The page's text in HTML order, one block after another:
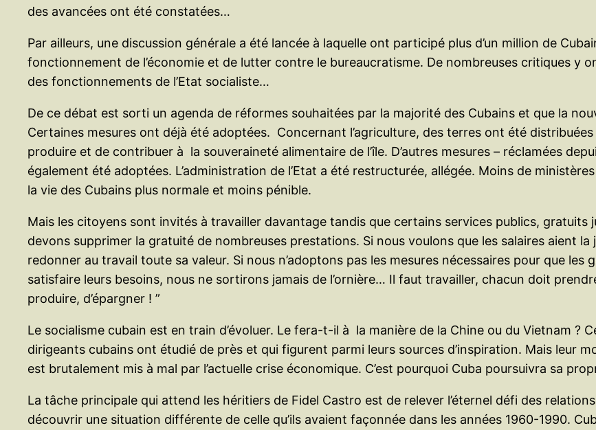
des avancées ont été constatées…
Par ailleurs, une discussion générale a été lancée à laquelle ont participé plus d’un million de
fonctionnement de l’économie et de lutter contre le bureaucratisme. De nombreuses critiques y
des fonctionnements de l’Etat socialiste…
De ce débat est sorti un agenda de réformes souhaitées par la majorité des Cubains et que la
Certaines mesures ont déjà été adoptées. Concernant l’agriculture, des terres ont été
produire et de contribuer à la souveraineté alimentaire de l’île. D’autres mesures – réclamées
également été adoptées. L’administration de l’Etat a été restructurée, allégée. Moins de
la vie des Cubains plus normale et moins pénible.
Mais les citoyens sont invités à travailler davantage tandis que certains services publics, gratuits
devons supprimer la gratuité de nombreuses prestations. Si nous voulons que les salaires aient
redonner au travail toute sa valeur. Si nous n’adoptons pas les mesures nécessaires pour que
satisfaire leurs besoins, nous ne sortirons jamais de l’ornière… Il faut travailler, chacun doit
produire, d’épargner ! ”
Le socialisme cubain est en train d’évoluer. Le fera-t-il à la manière de la Chine ou du Vietnam ?
dirigeants cubains ont étudié de près et qui figurent parmi leurs sources d’inspiration. Mais leur
est brutalement mis à mal par l’actuelle crise économique. C’est pourquoi Cuba poursuivra sa
La tâche principale qui attend les héritiers de Fidel Castro est de relever l’éternel défi des
découvrir une situation différente de celle qu’ils avaient façonnée dans les années 1960-1990.